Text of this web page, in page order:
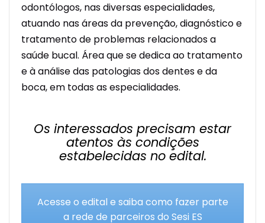
odontólogos, nas diversas especialidades,
atuando nas áreas da prevenção, diagnóstico e
tratamento de problemas relacionados a
saúde bucal. Área que se dedica ao tratamento
e à análise das patologias dos dentes e da
boca, em todas as especialidades.
Os interessados precisam estar
atentos às condições
estabelecidas no edital.
Acesse o edital e saiba como fazer parte
a rede de parceiros do Sesi ES